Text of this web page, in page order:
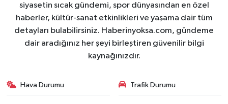
siyasetin sıcak gündemi, spor dünyasından en özel
haberler, kültür-sanat etkinlikleri ve yaşama dair tüm
detayları bulabilirsiniz. Haberinyoksa.com, gündeme
dair aradığınız her şeyi birleştiren güvenilir bilgi
kaynağınızdır.
Hava Durumu Trafik Durumu